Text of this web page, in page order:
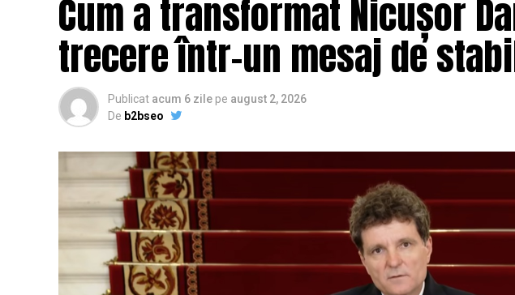
Cum a transformat Nicușor
trecere într-un mesaj de
Publicat acum 6 zile pe august 2, 2026
De b2bseo